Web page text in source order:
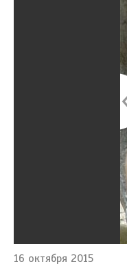
16 октября 2015